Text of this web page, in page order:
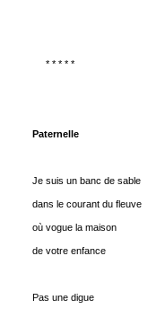
* * * * *
Paternelle
Je suis un banc de sable
dans le courant du fleuve
où vogue la maison
de votre enfance
Pas une digue